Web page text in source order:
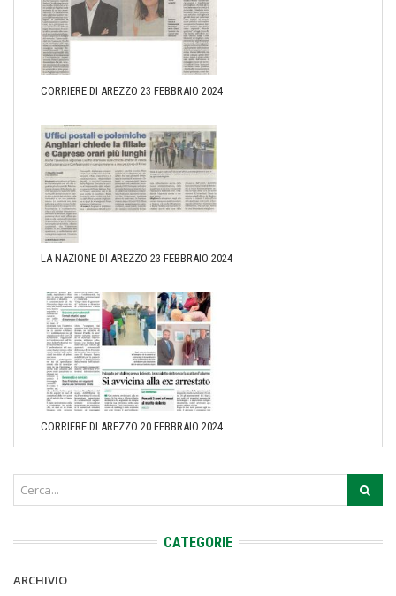
CORRIERE DI AREZZO 23 FEBBRAIO 2024
LA NAZIONE DI AREZZO 23 FEBBRAIO 2024
CORRIERE DI AREZZO 20 FEBBRAIO 2024
CATEGORIE
ARCHIVIO